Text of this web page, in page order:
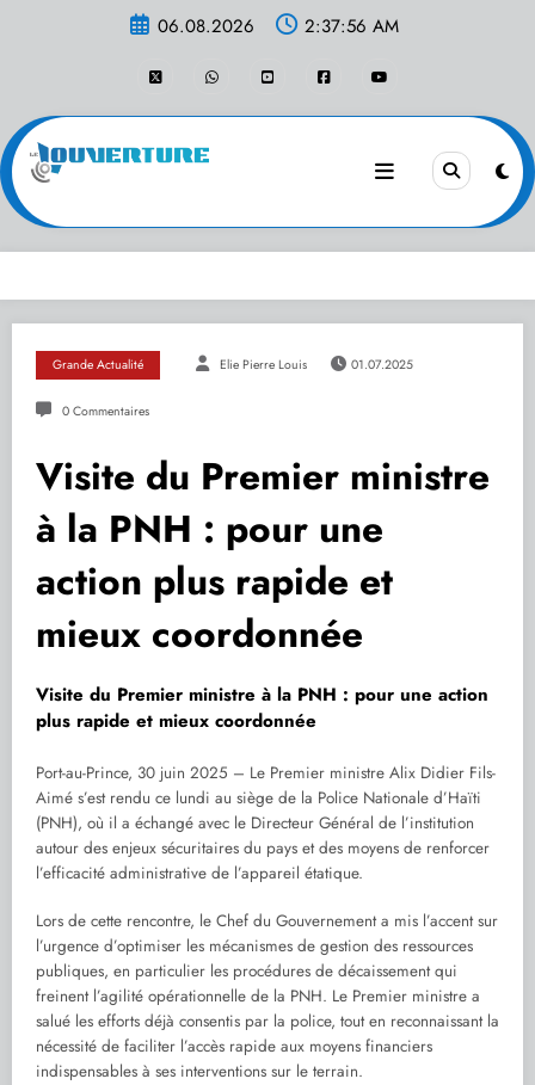
06.08.2026 2:37:56 AM
Grande Actualité Elie Pierre Louis 01.07.2025
0 Commentaires
Visite du Premier ministre
à la PNH : pour une
action plus rapide et
mieux coordonnée
Visite du Premier ministre à la PNH : pour une action
plus rapide et mieux coordonnée
Port-au-Prince, 30 juin 2025 – Le Premier ministre Alix Didier Fils-
Aimé s’est rendu ce lundi au siège de la Police Nationale d’Haïti
(PNH), où il a échangé avec le Directeur Général de l’institution
autour des enjeux sécuritaires du pays et des moyens de renforcer
l’efficacité administrative de l’appareil étatique.
Lors de cette rencontre, le Chef du Gouvernement a mis l’accent sur
l’urgence d’optimiser les mécanismes de gestion des ressources
publiques, en particulier les procédures de décaissement qui
freinent l’agilité opérationnelle de la PNH. Le Premier ministre a
salué les efforts déjà consentis par la police, tout en reconnaissant la
nécessité de faciliter l’accès rapide aux moyens financiers
indispensables à ses interventions sur le terrain.